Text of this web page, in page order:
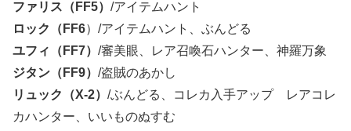
ファリス（FF5） /アイテムハント
ロック（FF6）/アイテムハント、ぶんどる
ユフィ（FF7） /審美眼、レア召喚石ハンター、神羅万象
ジタン（FF9） /盗賊のあかし
リュック（X-2） /ぶんどる、コレカ入手アップ レアコレ
カハンター、いいものぬすむ